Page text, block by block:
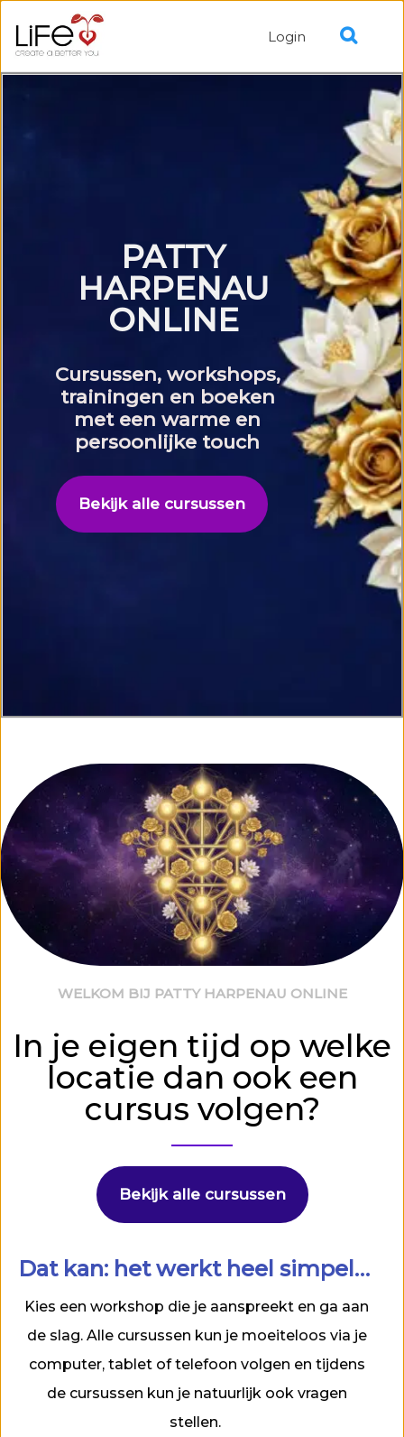
Login
PATTY
HARPENAU
ONLINE
Cursussen, workshops,
trainingen en boeken
met een warme en
persoonlijke touch
Bekijk alle cursussen
WELKOM BIJ PATTY HARPENAU ONLINE
In je eigen tijd op welke
locatie dan ook een
cursus volgen?
Bekijk alle cursussen
Dat kan: het werkt heel simpel…
Kies een workshop die je aanspreekt en ga aan
de slag. Alle cursussen kun je moeiteloos via je
computer, tablet of telefoon volgen en tijdens
de cursussen kun je natuurlijk ook vragen
stellen.